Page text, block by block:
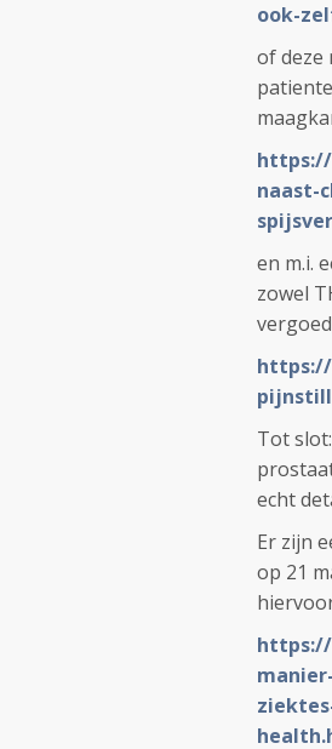
ook-
of deze
naast-
en m.i.
zowel
https://
Tot
echt
Er zijn
op 21
https://